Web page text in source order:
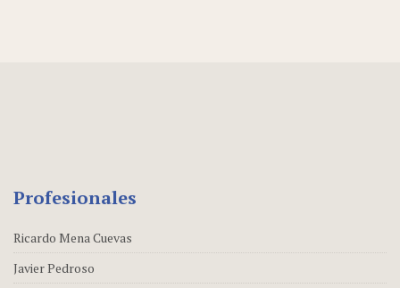
Profesionales
Ricardo Mena Cuevas
Javier Pedroso